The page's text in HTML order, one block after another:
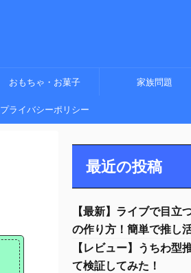
おもちゃ・お菓子 家族問題
プライバシーポリシー
最近の投稿
【最新】ライブで目立
の作り方！簡単で推し
【レビュー】うちわ型
て検証してみた！